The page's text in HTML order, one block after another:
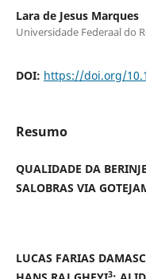
Lara de Jesus Marques
Universidade Federaal do
DOI: https://doi.org/
Resumo
QUALIDADE DA
SALOBRAS VIA
LUCAS FARIAS
3